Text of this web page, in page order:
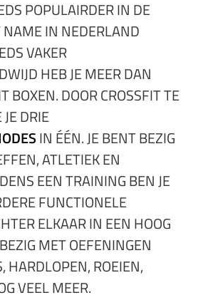
POPULAIRDER IN DE
IN NEDERLAND
VAKER
HEB JE MEER DAN
BOXEN. DOOR CROSSFIT TE
DRIE
IN ÉÉN. JE BENT BEZIG
ATLETIEK EN
EEN TRAINING BEN JE
FUNCTIONELE
ELKAAR IN EEN HOOG
MET OEFENINGEN
HARDLOPEN, ROEIEN,
VEEL MEER.